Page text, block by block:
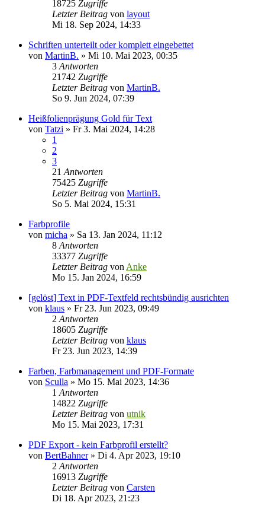
18725 Zugriffe
Letzter Beitrag von layout
Mi 18. Sep 2024, 14:33
Schriften unterteilt oder komplett eingebettet
von MartinB. » Mi 10. Mai 2023, 00:35
3 Antworten
21742 Zugriffe
Letzter Beitrag von MartinB.
So 9. Jun 2024, 07:39
Heißfolienprägung Gold für Text
von Tatzi » Fr 3. Mai 2024, 14:28
1
2
3
21 Antworten
75425 Zugriffe
Letzter Beitrag von MartinB.
So 5. Mai 2024, 15:31
Farbprofile
von micha » Sa 13. Jan 2024, 11:12
8 Antworten
33377 Zugriffe
Letzter Beitrag von Anke
Mo 15. Jan 2024, 16:59
[gelöst] Text in PDF-Textfeld rechtsbündig ausrichten
von klaus » Fr 23. Jun 2023, 09:49
2 Antworten
18605 Zugriffe
Letzter Beitrag von klaus
Fr 23. Jun 2023, 14:39
Farben, Farbmanagement und PDF-Formate
von Sculla » Mo 15. Mai 2023, 14:36
1 Antworten
14822 Zugriffe
Letzter Beitrag von utnik
Mo 15. Mai 2023, 17:31
PDF Export - kein Farbprofil erstellt?
von BertBahner» Di 4. Apr 2023, 19:10
2 Antworten
16913 Zugriffe
Letzter Beitrag von Carsten
Di 18. Apr 2023, 21:23